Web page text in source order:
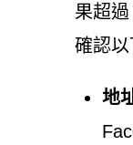
果超
確認以
地